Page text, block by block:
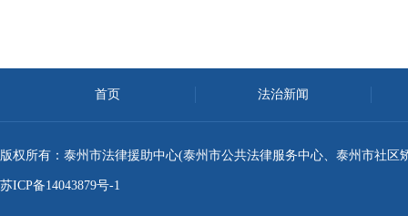
首页 法治新闻
版权所有：泰州市法律援助中心(泰州市公共法律服务中心、泰州市社
苏ICP备14043879号-1